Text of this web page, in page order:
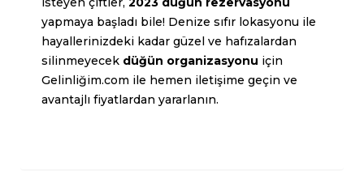
yapmaya başladı bile! Denize sıfır lokasyonu ile
hayallerinizdeki kadar güzel ve hafızalardan
silinmeyecek düğün organizasyonu için
Gelinliğim.com ile hemen iletişime geçin ve
avantajlı fiyatlardan yararlanın.